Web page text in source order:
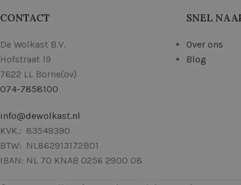
CONTACT
De Wolkast B.V.
Hofstraat 19
7622 LL Borne(ov)
074-7858100
info@dewolkast.nl
KVK.: 83549390
BTW: NL862913172B01
IBAN: NL 70 KNAB 0256 2900 08
SNEL
Over ons
Blog